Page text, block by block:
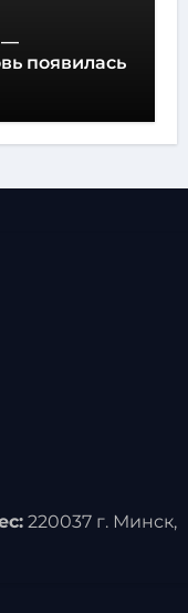
—
появилась
220037 г. Минск,